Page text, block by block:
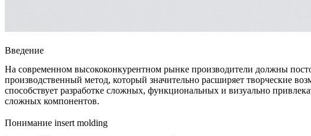
Введение
На современном высококонкурентном рынке производители должны
производственный метод, который значительно расширяет творческие
способствует разработке сложных, функциональных и визуально
сложных компонентов.
Понимание insert molding